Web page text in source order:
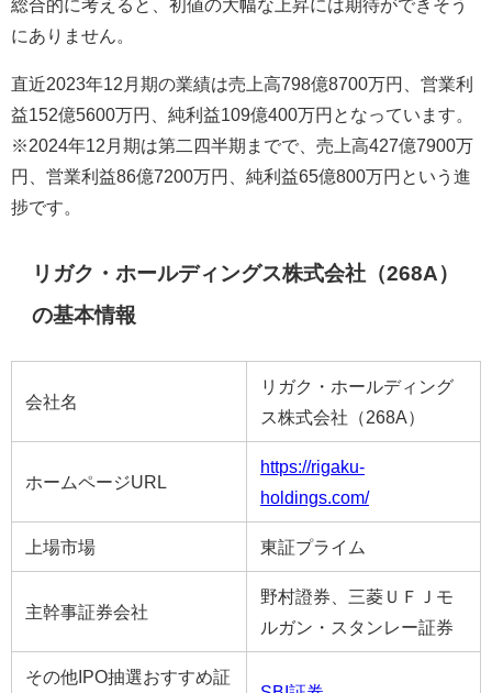
総合的に考えると、初値の大幅な上昇には期待ができそう
にありません。
直近2023年12月期の業績は売上高798億8700万円、営業利
益152億5600万円、純利益109億400万円となっています。
※2024年12月期は第二四半期までで、売上高427億7900万
円、営業利益86億7200万円、純利益65億800万円という進
捗です。
リガク・ホールディングス株式会社（268A）
の基本情報
会社名
リガク・ホールディング
ス株式会社（268A）
ホームページURL
https://rigaku-
holdings.com/
上場市場 東証プライム
主幹事証券会社
野村證券、三菱ＵＦＪモ
ルガン・スタンレー証券
その他IPO抽選おすすめ証